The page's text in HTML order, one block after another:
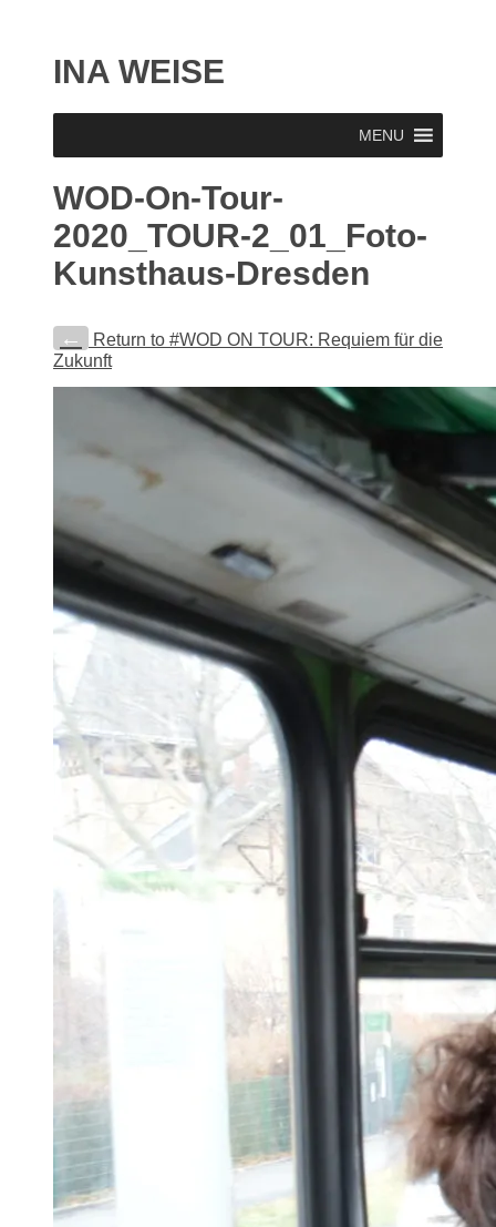
INA WEISE
MENU
WOD-On-Tour-
2020_TOUR-2_01_Foto-
Kunsthaus-Dresden
←
Return to #WOD ON TOUR: Requiem für die
Zukunft